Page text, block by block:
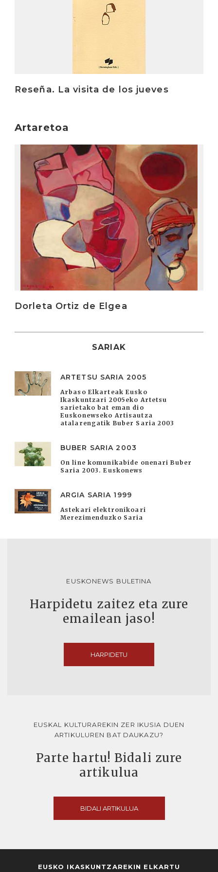
Reseña. La visita de los jueves
Artaretoa
Dorleta Ortiz de Elgea
SARIAK
ARTETSU SARIA 2005
Arbaso Elkarteak Eusko
Ikaskuntzari 2005eko Artetsu
sarietako bat eman dio
Euskonewseko Artisautza
atalarengatik Buber Saria 2003
BUBER SARIA 2003
On line komunikabide onenari Buber
Saria 2003. Euskonews
ARGIA SARIA 1999
Astekari elektronikoari
Merezimenduzko Saria
EUSKONEWS BULETINA
Harpidetu zaitez eta zure
emailean jaso!
HARPIDETU
EUSKAL KULTURAREKIN ZER IKUSIA DUEN
ARTIKULUREN BAT DAUKAZU?
Parte hartu! Bidali zure
artikulua
BIDALI ARTIKULUA
EUSKO IKASKUNTZAREKIN ELKARTU